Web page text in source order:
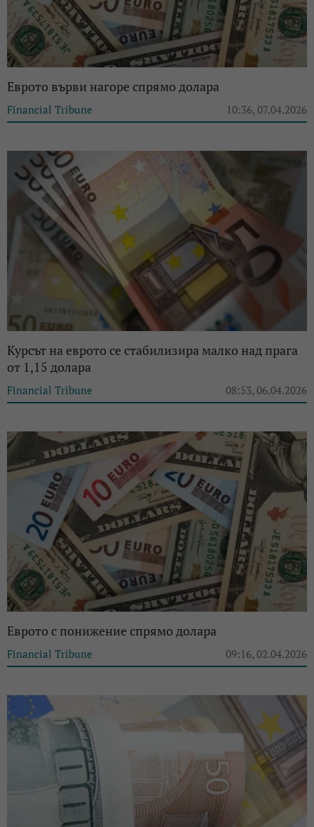
Еврото върви нагоре спрямо долара
Financial Tribune 10:36, 07.04.2026
Курсът на еврото се стабилизира малко над прага
от 1,15 долара
Financial Tribune 08:53, 06.04.2026
Еврото с понижение спрямо долара
Financial Tribune 09:16, 02.04.2026